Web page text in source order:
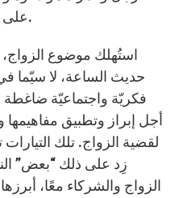
على الحبّ يُسهم في نجاح العائلة.
استُهلك موضوع
حديث الساعة، لا سيّما في
فكريّة واجتماعيّة ضاغطة
أجل إبراز وتطبيق مفاهيمها
لقضية الزواج. تلك
زِد على ذلك “بعض”
الزواج والشركاء معًا،